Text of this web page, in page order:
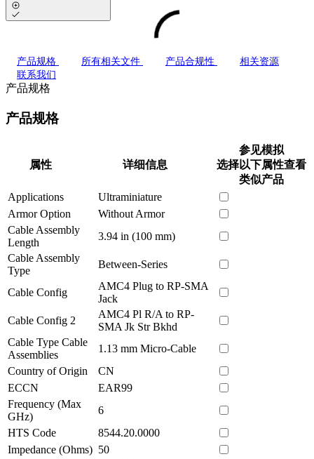
产品规格 所有相关文件 产品合规性
相关资源
联系我们
产品规格
产品规格
属性 详细信息
参见模拟
选择以下属性查看
类似产品
Applications
Ultraminiature
Armor Option
Without Armor
Cable Assembly
Length
3.94 in (100 mm)
Cable Assembly
Type
Between-Series
Cable Config
AMC4 Plug to RP-SMA
Jack
Cable Config 2
AMC4 Pl R/A to RP-
SMA Jk Str Bkhd
Cable Type Cable
Assemblies
1.13 mm Micro-Cable
Country of Origin
CN
ECCN
EAR99
Frequency (Max
GHz)
6
HTS Code
8544.20.0000
Impedance (Ohms) 50